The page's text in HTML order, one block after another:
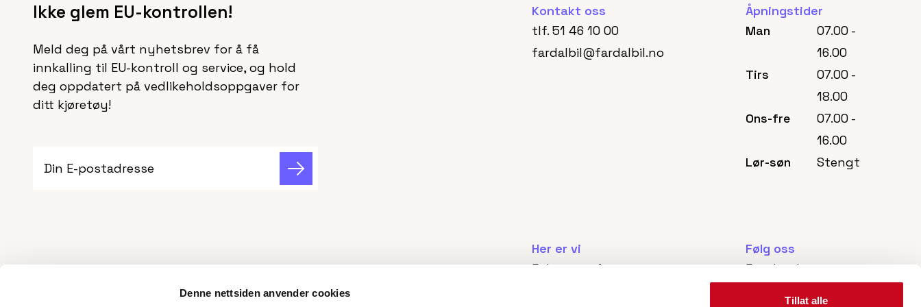
Denne nettsiden anvender cookies
Tillat alle
Ikke glem EU-kontrollen!
Meld deg på vårt nyhetsbrev for å få
innkalling til EU-kontroll og service, og hold
deg oppdatert på vedlikeholdsoppgaver for
ditt kjøretøy!
Din E-postadresse
Kontakt oss
tlf. 51 46 10 00
fardalbil@fardalbil.no
Åpningstider
Man
07.00 -
16.00
Tirs
07.00 -
18.00
Ons-fre
07.00 -
16.00
Lør-søn
Stengt
Her er vi
Eidevegen 1,
Følg oss
Facebook